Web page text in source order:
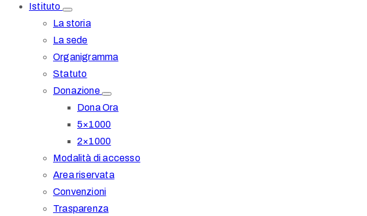
Istituto
La storia
La sede
Organigramma
Statuto
Donazione
Dona Ora
5×1000
2×1000
Modalità di accesso
Area riservata
Convenzioni
Trasparenza